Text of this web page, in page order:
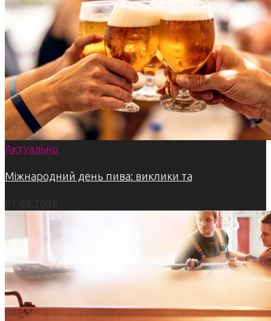
Актуально
Міжнародний день пива: виклики та